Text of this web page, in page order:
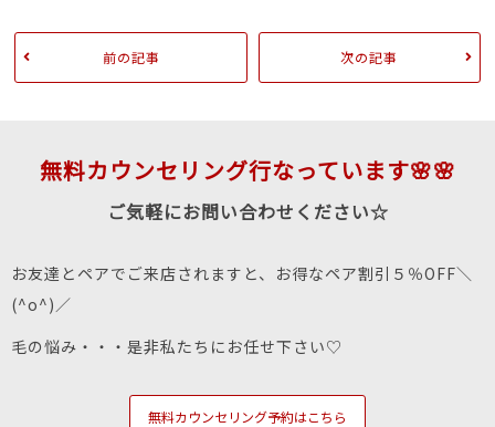
前の記事 次の記事
無料カウンセリング行なっています🌸🌸
ご気軽にお問い合わせください☆
お友達とペアでご来店されますと、お得なペア割引５％OFF＼
(^o^)／
毛の悩み・・・是非私たちにお任せ下さい♡
無料カウンセリング予約はこちら